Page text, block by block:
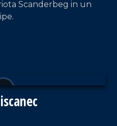
Scanderbeg in un